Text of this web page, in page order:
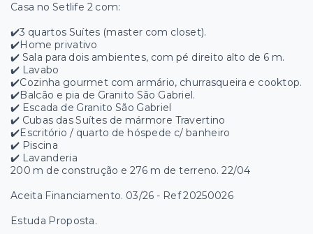
Casa no Setlife 2 com:
✔️3 quartos Suítes (master com closet).
✔️Home privativo
✔️ Sala para dois ambientes, com pé direito alto de 6 m.
✔️ Lavabo
✔️Cozinha gourmet com armário, churrasqueira e cooktop.
✔️Balcão e pia de Granito São Gabriel.
✔️ Escada de Granito São Gabriel
✔️ Cubas das Suítes de mármore Travertino
✔️Escritório / quarto de hóspede c/ banheiro
✔️ Piscina
✔️ Lavanderia
200 m de construção e 276 m de terreno. 22/04
Aceita Financiamento. 03/26 - Ref 20250026
Estuda Proposta.